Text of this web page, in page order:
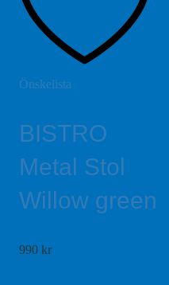
Önskelista
BISTRO
Metal Stol
Willow green
990 kr